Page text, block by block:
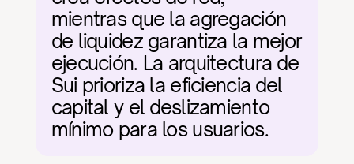
mientras que la agregación
de liquidez garantiza la mejor
ejecución. La arquitectura de
Sui prioriza la eficiencia del
capital y el deslizamiento
mínimo para los usuarios.